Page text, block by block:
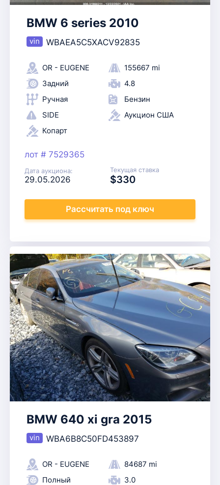
BMW 6 series 2010
WBAEA5C5XACV92835
OR - EUGENE
155667 mi
Задний
4.8
Ручная
Бензин
SIDE
Аукцион США
Копарт
лот # 7529365
Дата аукциона:
29.05.2026
Текущая ставка
$330
Рассчитать под ключ
BMW 640 xi gra 2015
WBA6B8C50FD453897
OR - EUGENE
84687 mi
Полный
3.0